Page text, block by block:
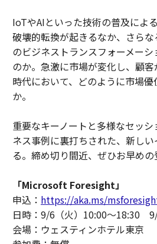
IoTやAIといった技術の普及によ
破壊的転換が起きるなか、さら
のビジネストランスフォーメー
のか。急激に市場が変化し、顧
時代において、どのように市場
か。
重要なキーノートと多様なセッ
ネス事例に裏打ちされた、新し
る。締め切り間近、ぜひお早めの
「Microsoft Foresight」
申込： https://aka.ms/
日時：9/6（火）10:00〜18:30
会場：ウェスティンホテル東京